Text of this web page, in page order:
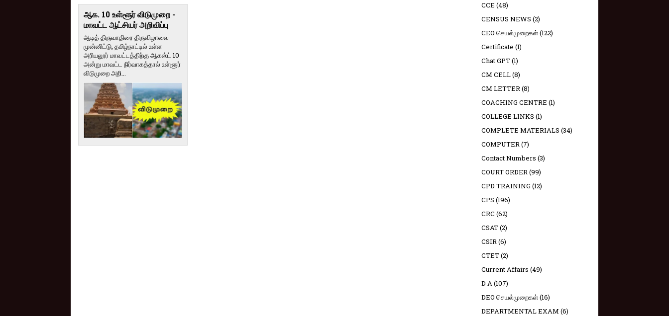
ஆக. 10 உள்ளூர் விடுமுறை -
மாவட்ட ஆட்சியர் அறிவிப்பு
ஆடித் திருவாதிரை திருவிழாவை
முன்னிட்டு, தமிழ்நாட்டில் உள்ள
அரியலூர் மாவட்டத்திற்கு ஆகஸ்ட் 10
அன்று மாவட்ட நிர்வாகத்தால் உள்ளூர்
விடுமுறை அறி...
CCE (48)
CENSUS NEWS (2)
CEO செயல்முறைகள்(122)
Certificate (1)
Chat GPT(1)
CM CELL(8)
CM LETTER(8)
COACHING CENTRE (1)
COLLEGE LINKS (1)
COMPLETE MATERIALS (34)
COMPUTER(7)
Contact Numbers (3)
COURT ORDER(99)
CPD TRAINING (12)
CPS (196)
CRC (62)
CSAT(2)
CSIR(6)
CTET(2)
Current Affairs (49)
D A(107)
DEO செயல்முறைகள்(16)
DEPARTMENTAL EXAM (6)